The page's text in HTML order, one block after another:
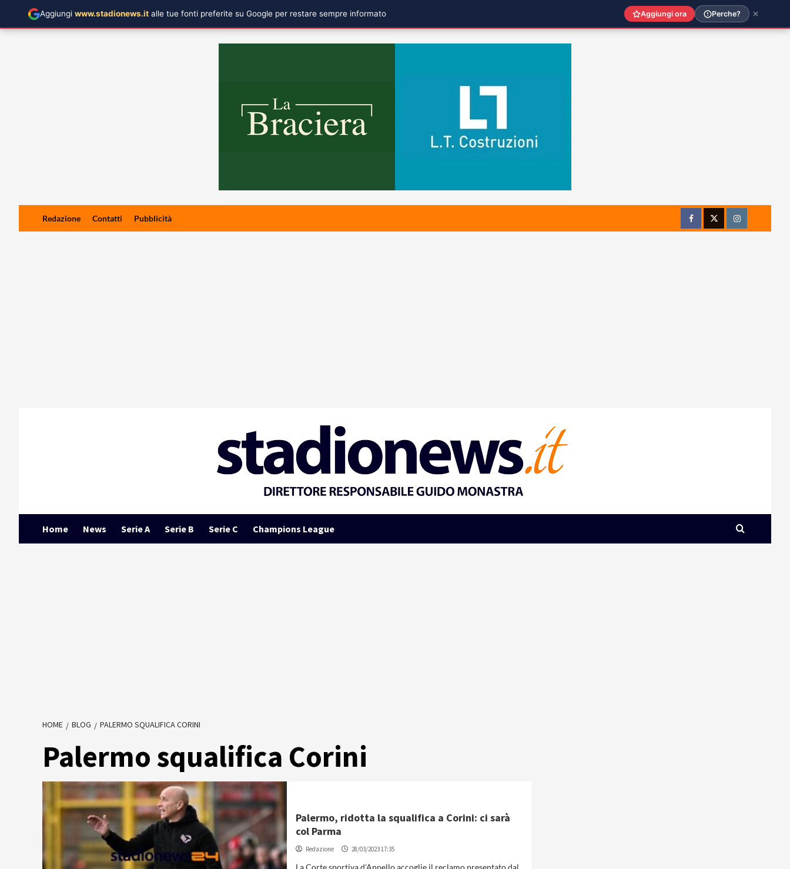
Redazione Contatti Pubblicità
FacebookTwitterInstagram
Home News Serie A Serie B Serie C Champions League
HOME BLOG PALERMO SQUALIFICA CORINI
Palermo squalifica Corini
Palermo, ridotta la squalifica a Corini: ci sarà
col Parma
Redazione 28/03/2023 17:35
La Corte sportiva d'Appello accoglie il reclamo presentato dal
Aggiungi www.stadionews.it alle tue fonti preferite su Google per restare sempre informato Aggiungi ora Perche?